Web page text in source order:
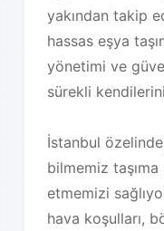
yakından takip
hassas eşya
yönetimi ve
sürekli
İstanbul
bilmemiz taşıma
etmemizi
hava koşulları,